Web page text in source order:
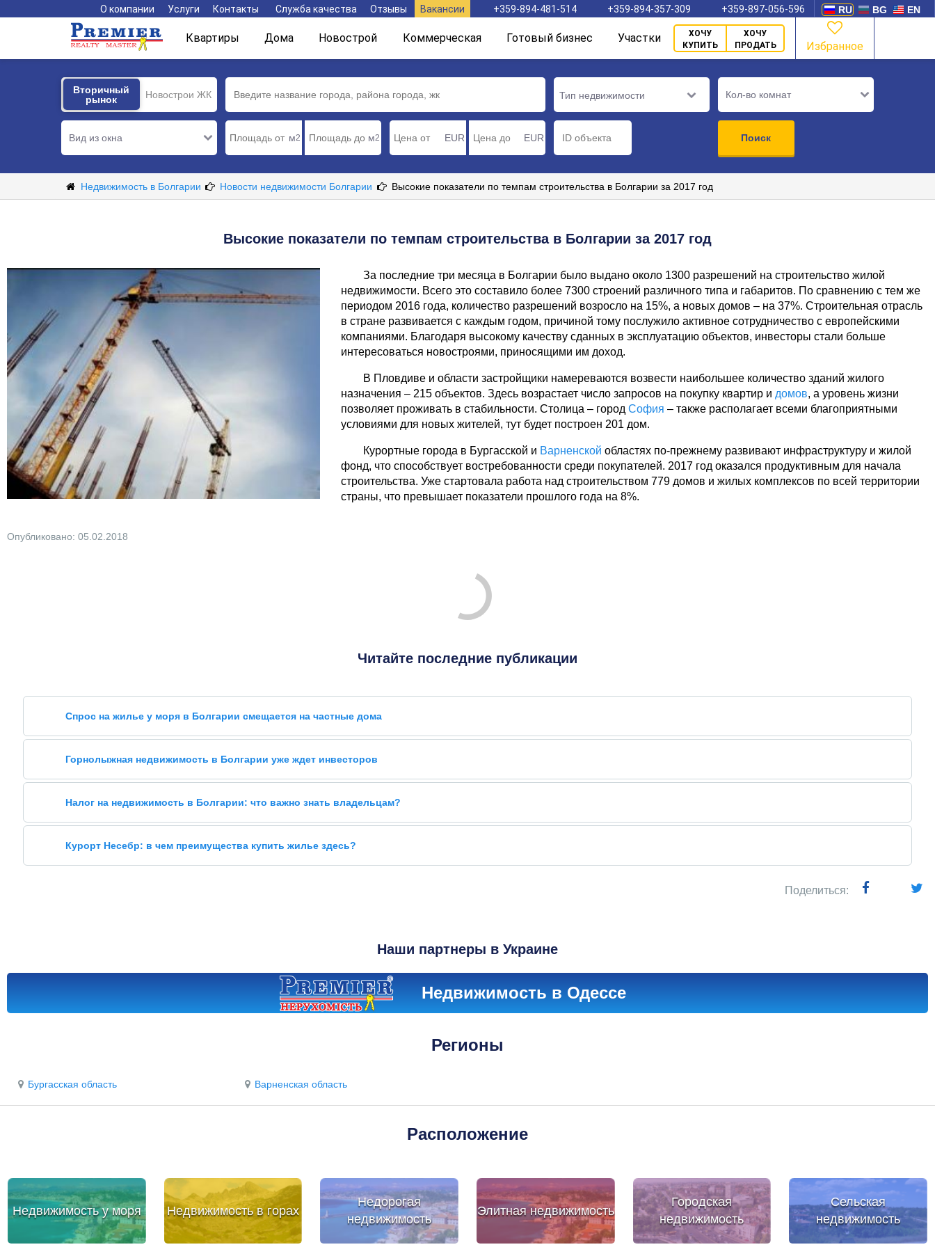
RU BG EN
О компании Услуги Контакты Служба качества Отзывы Вакансии +359-894-481-514 +359-894-357-309 +359-897-056-596
Квартиры Дома Новострой Коммерческая Готовый бизнес Участки
ХОЧУ
КУПИТЬ
ХОЧУ
ПРОДАТЬ
Избранное
Вторичный
рынок
Новострои ЖК
Вторичный
рынок
Вид из окна м2 м2 EUR EUR
Тип недвижимости Кол-во комнат
Поиск
Недвижимость в Болгарии Новости недвижимости Болгарии Высокие показатели по темпам строительства в Болгарии за 2017 год
Высокие показатели по темпам строительства в Болгарии за 2017 год
За последние три месяца в Болгарии было выдано около 1300 разрешений на строительство жилой
недвижимости. Всего это составило более 7300 строений различного типа и габаритов. По сравнению с тем же
периодом 2016 года, количество разрешений возросло на 15%, а новых домов – на 37%. Строительная отрасль
в стране развивается с каждым годом, причиной тому послужило активное сотрудничество с европейскими
компаниями. Благодаря высокому качеству сданных в эксплуатацию объектов, инвесторы стали больше
интересоваться новостроями, приносящими им доход.
В Пловдиве и области застройщики намереваются возвести наибольшее количество зданий жилого
назначения – 215 объектов. Здесь возрастает число запросов на покупку квартир и домов, а уровень жизни
позволяет проживать в стабильности. Столица – город София – также располагает всеми благоприятными
условиями для новых жителей, тут будет построен 201 дом.
Курортные города в Бургасской и Варненской областях по-прежнему развивают инфраструктуру и жилой
фонд, что способствует востребованности среди покупателей. 2017 год оказался продуктивным для начала
строительства. Уже стартовала работа над строительством 779 домов и жилых комплексов по всей территории
страны, что превышает показатели прошлого года на 8%.
Опубликовано: 05.02.2018
Читайте последние публикации
Спрос на жилье у моря в Болгарии смещается на частные дома
Горнолыжная недвижимость в Болгарии уже ждет инвесторов
Налог на недвижимость в Болгарии: что важно знать владельцам?
Курорт Несебр: в чем преимущества купить жилье здесь?
Поделиться:
Наши партнеры в Украине
Недвижимость в Одессе
Регионы
Бургасская область Варненская область
Расположение
Недвижимость у моря Недвижимость в горах
Недорогая
недвижимость
Элитная недвижимость
Городская
недвижимость
Сельская
недвижимость